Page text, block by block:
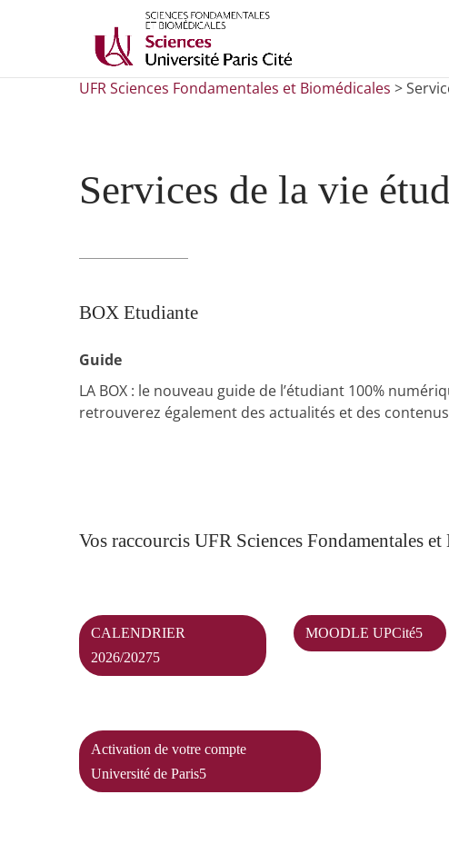
UFR Sciences Fondamentales et Biomédicales >
Services de la vie
BOX Etudiante
Guide
LA BOX : le nouveau guide de l’étudiant 100%
retrouverez également des actualités et des
Vos raccourcis UFR Sciences Fondamentales
CALENDRIER
2026/2027
MOODLE UPCité
Activation de votre compte
Université de Paris